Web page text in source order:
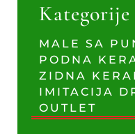
Kategorije
MALE SA
PODNA
ZIDNA
IMITACIJA
OUTLET